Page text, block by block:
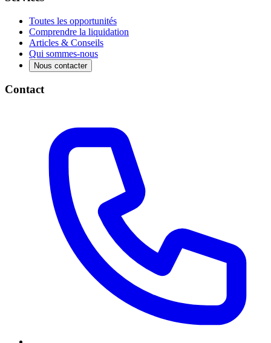
Toutes les opportunités
Comprendre la liquidation
Articles & Conseils
Qui sommes-nous
Nous contacter
Contact